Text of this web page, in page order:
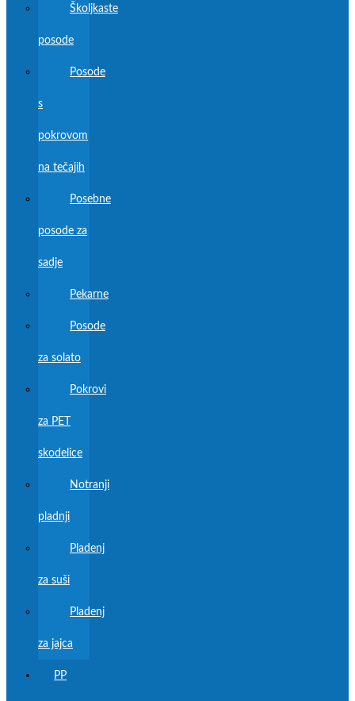
Školjkaste
posode
Posode
s
pokrovom
na tečajih
Posebne
posode za
sadje
Pekarne
Posode
za solato
Pokrovi
za PET
skodelice
Notranji
pladnji
Pladenj
za suši
Pladenj
za jajca
PP